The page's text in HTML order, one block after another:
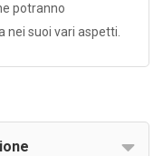
potranno
suoi vari aspetti.